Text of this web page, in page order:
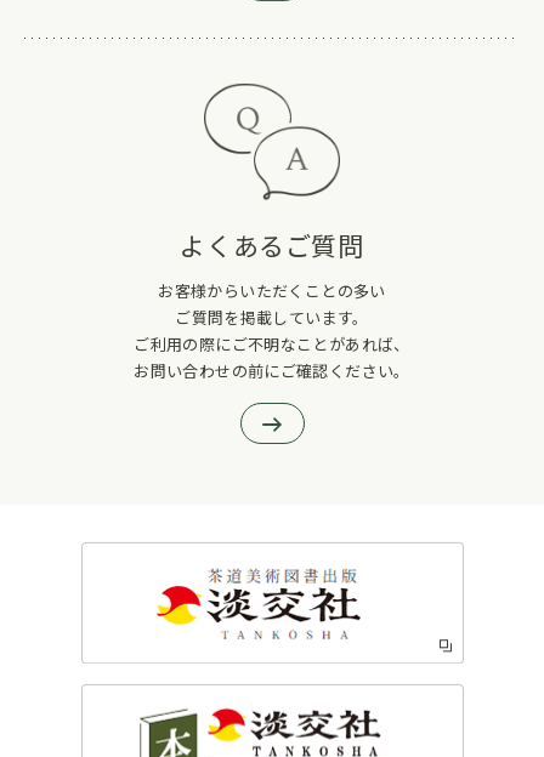
よくあるご質問
お客様からいただくことの多い
ご質問を掲載しています。
ご利用の際にご不明なことがあれば、
お問い合わせの前にご確認ください。